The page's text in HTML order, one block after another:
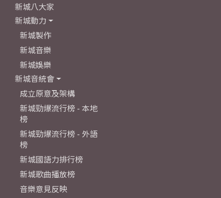
新城八大家
新城動力
新城製作
新城音樂
新城娛樂
新城音統會
成立原意及架構
新城勁爆流行榜 - 本地
榜
新城勁爆流行榜 - 外語
榜
新城國語力排行榜
新城歌曲播放榜
音樂意見反映